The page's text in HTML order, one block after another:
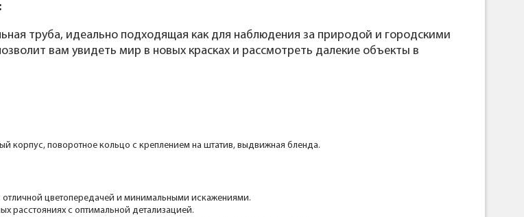
труба, идеально подходящая как для наблюдения за природой и городскими
вам увидеть мир в новых красках и рассмотреть далекие объекты в
корпус, поворотное кольцо с креплением на штатив, выдвижная бленда.
отличной цветопередачей и минимальными искажениями.
расстояниях с оптимальной детализацией.